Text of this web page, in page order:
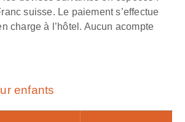
suisse. Le paiement s’effectue
charge à l’hôtel. Aucun acompte
enfants